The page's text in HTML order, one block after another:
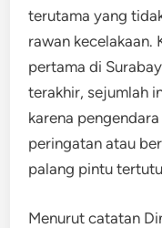
terutama yang
rawan kecelakaan.
pertama di
terakhir, sejumlah
karena
peringatan atau
palang pintu
Menurut catatan